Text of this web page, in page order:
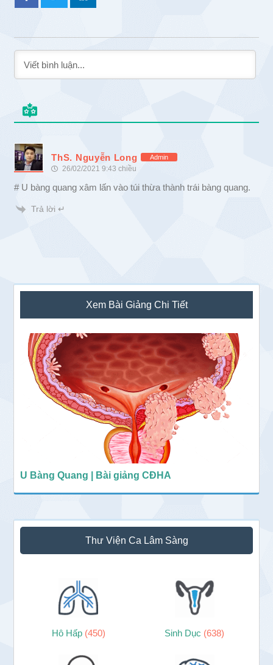
ThS. Nguyễn Long Admin
26/02/2021 9:43 chiều
# U bàng quang xâm lấn vào túi thừa thành trái bàng quang.
Trả lời ↵
Sidebar
chính
Xem Bài Giảng Chi Tiết
U Bàng Quang | Bài giảng CĐHA
Thư Viện Ca Lâm Sàng
Hô Hấp (450) Sinh Dục (638)